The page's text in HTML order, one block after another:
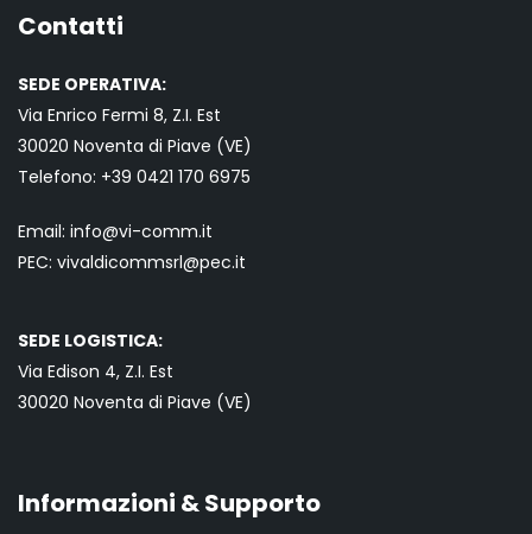
Contatti
SEDE OPERATIVA:
Via Enrico Fermi 8, Z.I. Est
30020 Noventa di Piave (VE)
Telefono: +39 0421 170 6975
Email: info@vi-comm.it
PEC: vivaldicommsrl@pec.it
SEDE LOGISTICA:
Via Edison 4, Z.I. Est
30020 Noventa di Piave (VE)
Informazioni & Supporto